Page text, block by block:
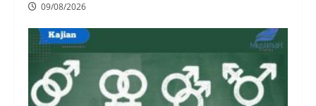
09/08/2026